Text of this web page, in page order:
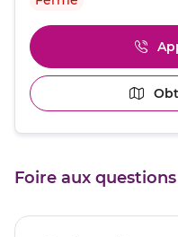
obtenir
plus
amples
informations
[ECHAP
pour
Foire aux questions